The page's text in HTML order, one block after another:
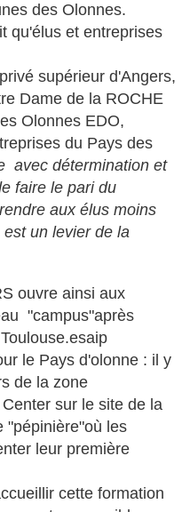
des Olonnes.
qu'élus et entreprises
supérieur d'Angers,
Dame de la ROCHE
Olonnes EDO,
du Pays des
avec détermination et
faire le pari du
aux élus moins
un levier de la
ouvre ainsi aux
"campus"après
le Pays d'olonne : il y
de la zone
sur le site de la
"pépinière"où les
leur première
cette formation